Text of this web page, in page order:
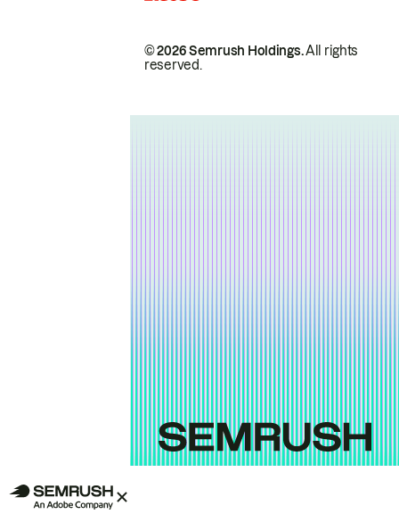
© 2026 Semrush Holdings.All rights
reserved.